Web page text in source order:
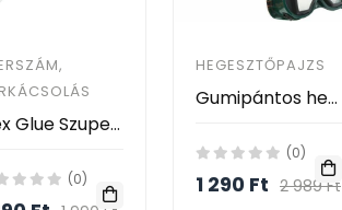
Flex Glue Szupererős vízálló ragasztó / 180 ml
(0)
HEGESZTŐPAJZS
Gumipántos hegesztőszemüveg felhajtható védőüveggel
(0)
1 290 Ft 2 989 Ft